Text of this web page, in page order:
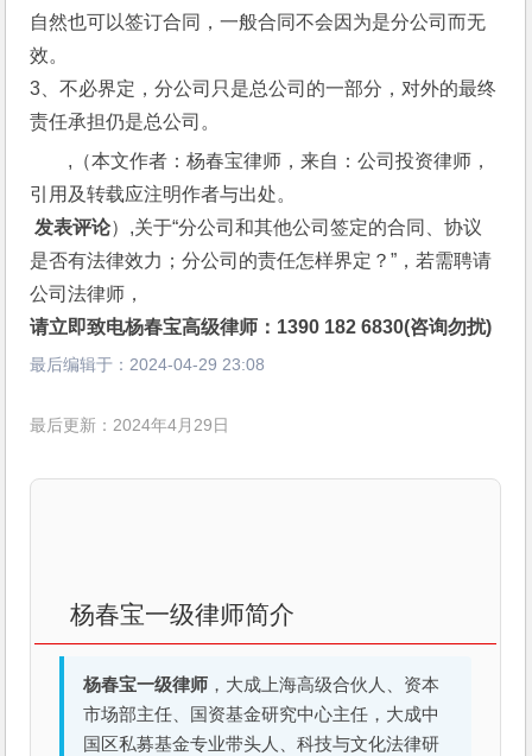
自然也可以签订合同，一般合同不会因为是分公司而无
效。
3、不必界定，分公司只是总公司的一部分，对外的最终
责任承担仍是总公司。
,（本文作者：杨春宝律师，来自：公司投资律师，
引用及转载应注明作者与出处。
发表评论）,关于“分公司和其他公司签定的合同、协议
是否有法律效力；分公司的责任怎样界定？”，若需聘请
公司法律师，
请立即致电杨春宝高级律师：1390 182 6830(咨询勿扰)
最后编辑于： 2024-04-29 23:08
最后更新：2024年4月29日
杨春宝一级律师简介
杨春宝一级律师 ，大成上海高级合伙人、资本
市场部主任、国资基金研究中心主任，大成中
国区私募基金专业带头人、科技与文化法律研